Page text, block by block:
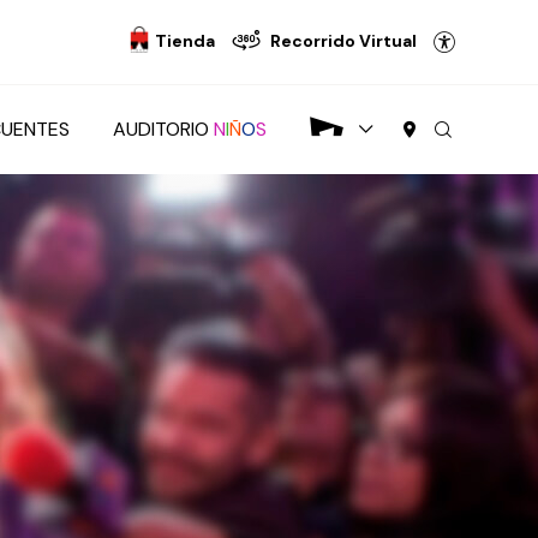
AUDITORIO NIÑOS
Tienda Recorrido Virtual